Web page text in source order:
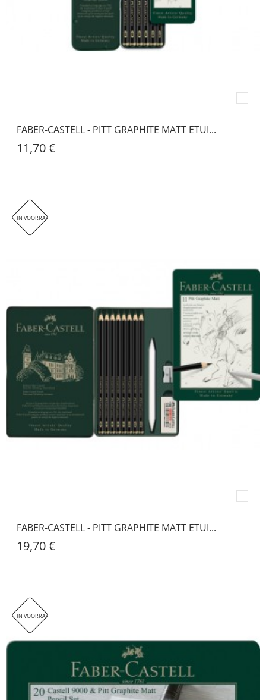
FABER-CASTELL - PITT GRAPHITE MATT ETUI...
11,70 €
IN VOORRAAD
FABER-CASTELL - PITT GRAPHITE MATT ETUI...
19,70 €
IN VOORRAAD